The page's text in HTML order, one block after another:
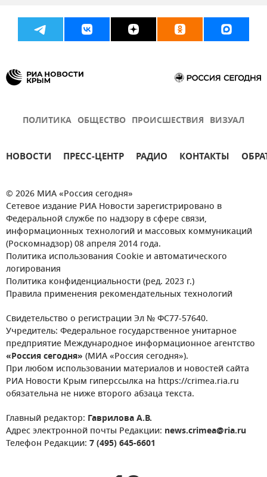
ПОЛИТИКА ОБЩЕСТВО ПРОИСШЕСТВИЯ ВИЗУАЛ
НОВОСТИ ПРЕСС-ЦЕНТР РАДИО КОНТАКТЫ
© 2026 МИА «Россия сегодня»
Сетевое издание РИА Новости зарегистрировано в
Федеральной службе по надзору в сфере связи,
информационных технологий и массовых коммуникаций
(Роскомнадзор) 08 апреля 2014 года.
Политика использования Cookie и автоматического
логирования
Политика конфиденциальности (ред. 2023 г.)
Правила применения рекомендательных технологий
Свидетельство о регистрации Эл № ФС77-57640.
Учредитель: Федеральное государственное унитарное
предприятие Международное информационное агентство
«Россия сегодня» (МИА «Россия сегодня»).
При любом использовании материалов и новостей сайта
РИА Новости Крым гиперссылка на https://crimea.ria.ru
обязательна не ниже второго абзаца текста.
Главный редактор: Гаврилова А.В.
Адрес электронной почты Редакции: news.crimea@ria.ru
Телефон Редакции: 7 (495) 645-6601